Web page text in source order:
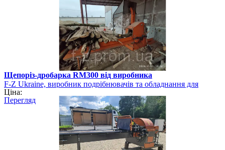
Щепоріз-дробарка RM300 від виробника
F-Z Ukraine, виробник подрібнювачів та обладнання для
виготовлення біопалива
Ціна:
Перегляд